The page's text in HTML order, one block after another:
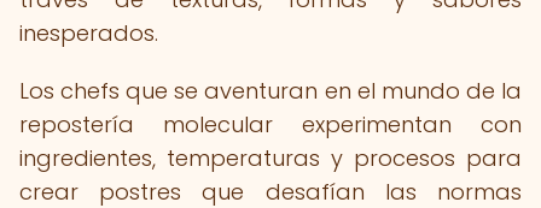
inesperados.
Los chefs que se aventuran en el mundo de la
repostería molecular experimentan con
ingredientes, temperaturas y procesos para
crear postres que desafían las normas